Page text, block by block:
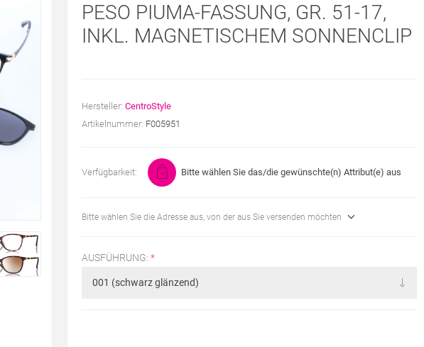
PESO PIUMA-FASSUNG, GR. 51-17,
INKL. MAGNETISCHEM SONNENCLIP
Hersteller: CentroStyle
Artikelnummer: F005951
Verfügbarkeit: Bitte wählen Sie das/die gewünschte(n) Attribut(e) aus
Bitte wählen Sie die Adresse aus, von der aus Sie versenden möchten
AUSFÜHRUNG: *